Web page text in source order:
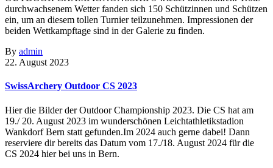
durchwachsenem Wetter fanden sich 150 Schützinnen und Schützen
ein, um an diesem tollen Turnier teilzunehmen. Impressionen der
beiden Wettkampftage sind in der Galerie zu finden.
By admin
22. August 2023
SwissArchery Outdoor CS 2023
Hier die Bilder der Outdoor Championship 2023. Die CS hat am
19./ 20. August 2023 im wunderschönen Leichtathletikstadion
Wankdorf Bern statt gefunden.Im 2024 auch gerne dabei! Dann
reserviere dir bereits das Datum vom 17./18. August 2024 für die
CS 2024 hier bei uns in Bern.